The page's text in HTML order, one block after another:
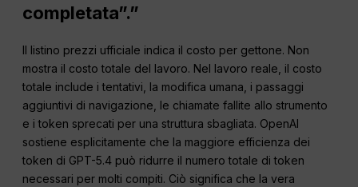
completata”.”
Il listino prezzi ufficiale indica il costo per gettone. Non
mostra il costo totale del lavoro. Nel lavoro reale, il costo
totale include i tentativi, la modifica umana, i passaggi
aggiuntivi di navigazione, le chiamate fallite allo strumento
e i token sprecati per una struttura sbagliata. OpenAI
sostiene esplicitamente che la maggiore efficienza dei
token di GPT-5.4 può ridurre il numero totale di token
necessari per molti compiti. Ciò significa che la vera